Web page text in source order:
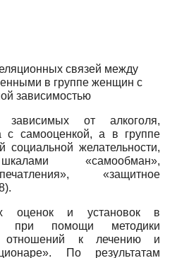
связей между
в группе женщин с
зависимостью
от алкоголя,
с самооценкой, а в группе
желательности,
«самообман»,
«защитное
оценок и установок в
при помощи методики
отношений к лечению и
По результатам